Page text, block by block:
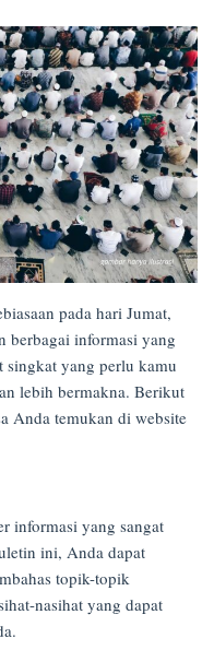
pada hari Jumat,
berbagai informasi yang
singkat yang perlu kamu
lebih bermakna. Berikut
Anda temukan di website
informasi yang sangat
ini, Anda dapat
topik-topik
nasihat yang dapat